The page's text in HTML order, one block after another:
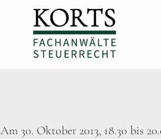
Am 30. Oktober 2013, 18.30 bis